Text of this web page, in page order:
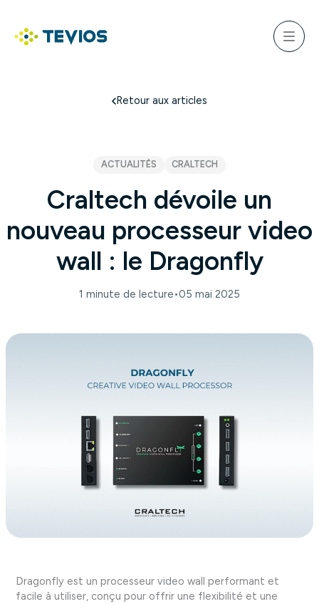
contenu
Menu
Craltech dévoile un
nouveau processeur video
wall : le Dragonfly
Retour aux articles
ACTUALITÉS CRALTECH
1 minute de lecture•05 mai 2025
Dragonfly est un processeur video wall performant et
facile à utiliser, conçu pour offrir une flexibilité et une